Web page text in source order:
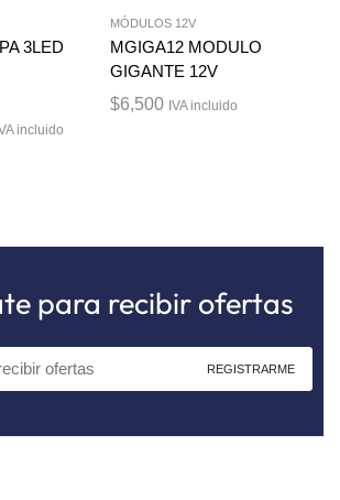
3LED
incluido
MÓDULOS 12V
MGIGA12 MODULO
GIGANTE 12V
$6,500 IVA incluido
para recibir ofertas